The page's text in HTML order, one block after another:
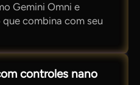
Gemini Omni e
que combina com seu
controles nano